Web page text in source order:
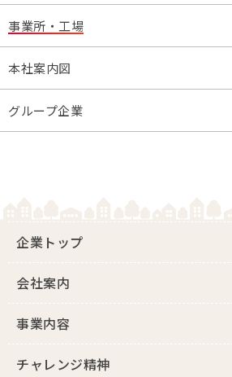
事業所・工場
本社案内図
グループ企業
企業トップ
会社案内
事業内容
チャレンジ精神